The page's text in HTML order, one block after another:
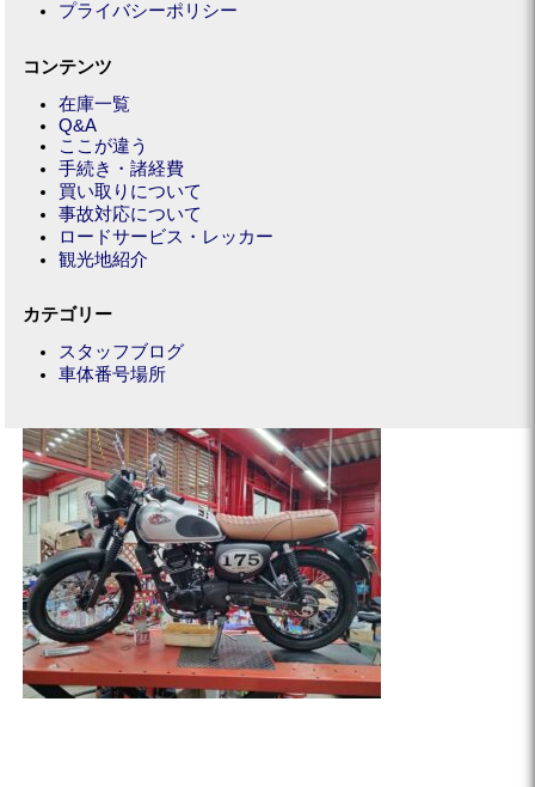
プライバシーポリシー
コンテンツ
在庫一覧
Q&A
ここが違う
手続き・諸経費
買い取りについて
事故対応について
ロードサービス・レッカー
観光地紹介
カテゴリー
スタッフブログ
車体番号場所